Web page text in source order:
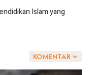
Islam yang
KOMENTAR